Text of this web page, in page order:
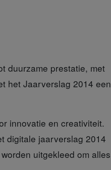
duurzame prestatie, met
het Jaarverslag 2014 een
innovatie en creativiteit.
digitale jaarverslag 2014
uitgekleed om alles